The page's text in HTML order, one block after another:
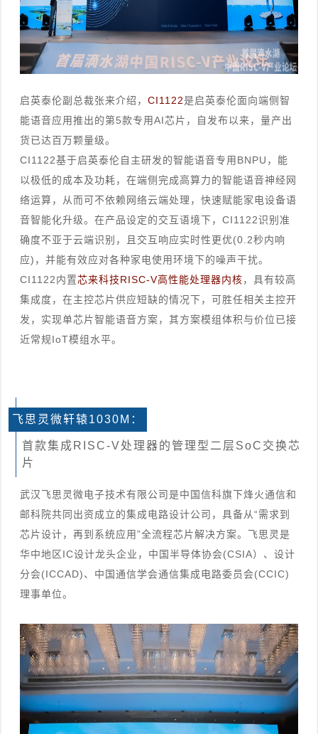
启英泰伦副总裁张来介绍， CI1122是启英泰伦面向端侧智
能语音应用推出的第5款专用AI芯片，自发布以来，量产出
货已达百万颗量级。
CI1122基于启英泰伦自主研发的智能语音专用BNPU，能
以极低的成本及功耗，在端侧完成高算力的智能语音神经网
络运算，从而可不依赖网络云端处理，快速赋能家电设备语
音智能化升级。在产品设定的交互语境下，CI1122识别准
确度不亚于云端识别，且交互响应实时性更优(0.2秒内响
应)，并能有效应对各种家电使用环境下的噪声干扰。
CI1122内置芯来科技RISC-V高性能处理器内核，具有较高
集成度，在主控芯片供应短缺的情况下，可胜任相关主控开
发，实现单芯片智能语音方案，其方案模组体积与价位已接
近常规IoT模组水平。
飞思灵微轩辕1030M ：
首款集成RISC-V处理器的管理型二层SoC交换芯
片
武汉飞思灵微电子技术有限公司是中国信科旗下烽火通信和
邮科院共同出资成立的集成电路设计公司，具备从“需求到
芯片设计，再到系统应用”全流程芯片解决方案。飞思灵是
华中地区IC设计龙头企业，中国半导体协会(CSIA）、设计
分会(ICCAD)、中国通信学会通信集成电路委员会(CCIC)
理事单位。